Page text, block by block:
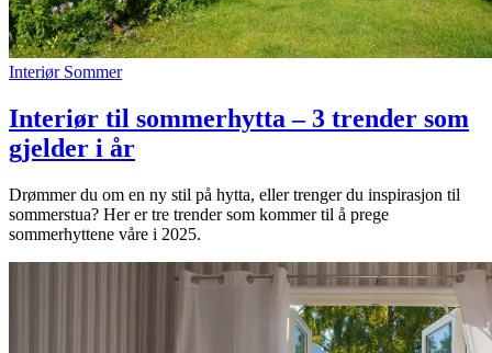
Interiør Sommer
Interiør til sommerhytta – 3 trender som
gjelder i år
Drømmer du om en ny stil på hytta, eller trenger du inspirasjon til
sommerstua? Her er tre trender som kommer til å prege
sommerhyttene våre i 2025.